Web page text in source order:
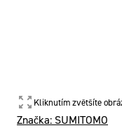
Kliknutím zvětšíte
Značka: SUMITOMO